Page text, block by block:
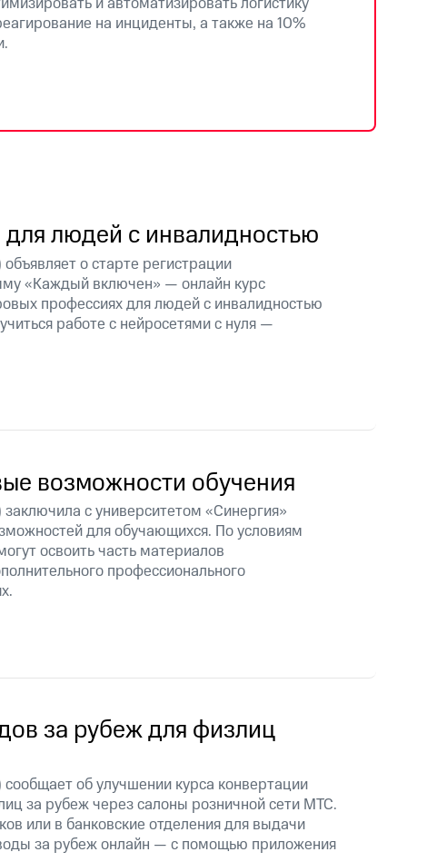
на инциденты, а также на 10%
людей с инвалидностью
о старте регистрации
«Каждый включен» — онлайн курс
профессиях для людей с инвалидностью
работе с нейросетями с нуля —
возможности обучения
с университетом «Синергия»
для обучающихся. По условиям
освоить часть материалов
профессионального
за рубеж для физлиц
об улучшении курса конвертации
за рубеж через салоны розничной сети МТС.
или в банковские отделения для выдачи
за рубеж онлайн — с помощью приложения